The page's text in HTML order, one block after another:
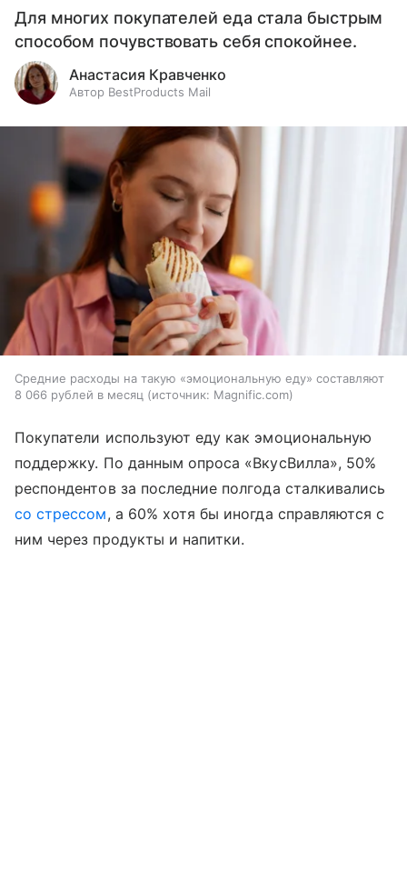
Для многих покупателей еда стала быстрым
способом почувствовать себя спокойнее.
Анастасия Кравченко
Автор BestProducts Mail
Средние расходы на такую «эмоциональную еду» составляют
8 066 рублей в месяц
источник: Magnific.com
Покупатели используют еду как эмоциональную
поддержку. По данным опроса «ВкусВилла», 50%
респондентов за последние полгода сталкивались
со стрессом, а 60% хотя бы иногда справляются с
ним через продукты и напитки.